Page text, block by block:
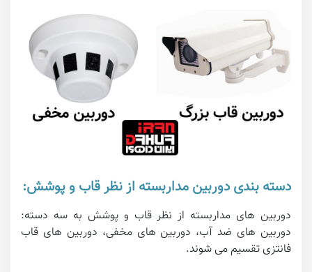
دسته بندی دوربین مداربسته از نظر قاب و پوشش:
دوربین های مداربسته از نظر قاب و پوشش به سه دسته:
دوربین های ضد آب، دوربین های مخفی، دوربین های قاب
فانتزی تقسیم می شوند.